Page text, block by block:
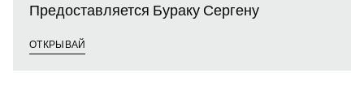
Предоставляется Бураку Сергену
ОТКРЫВАЙ